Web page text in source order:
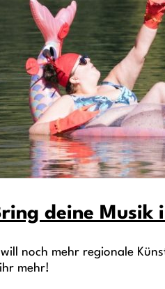
deine Musik
will noch mehr regionale
mehr!